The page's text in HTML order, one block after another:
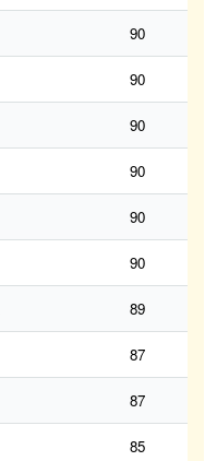
90
90
90
90
90
90
89
87
87
85